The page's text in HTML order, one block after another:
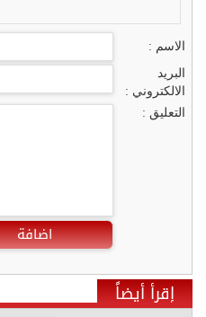
الاسم :
البريد
الالكتروني :
التعليق :
اضافة
إقرأ أيضاً